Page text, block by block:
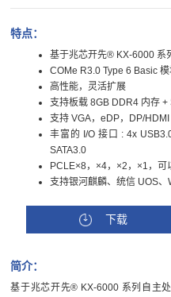
特点：
基于兆芯开先® KX-6000 系
COMe R3.0 Type 6 Basic 模
高性能，灵活扩展
支持板载 8GB DDR4 内存 +
支持 VGA，eDP，DP/HDMI
丰富的 I/O 接口 : 4x
SATA3.0
PCLE×8，×4，×2，×1，可
支持银河麒麟、统信 UOS
下载
简介：
基于兆芯开先® KX-6000 系列自主